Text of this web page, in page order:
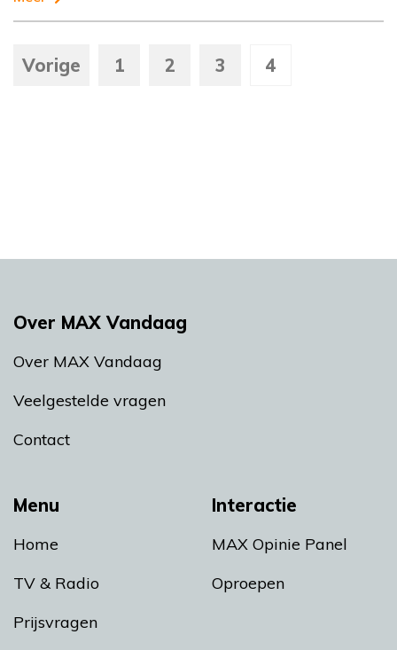
Vorige 1 2 3 4
Menu
Home
TV & Radio
Prijsvragen
Interactie
MAX Opinie Panel
Oproepen
Over MAX Vandaag
Over MAX Vandaag
Veelgestelde vragen
Contact